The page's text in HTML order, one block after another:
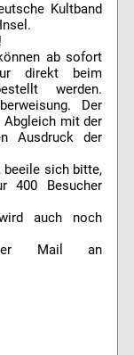
Kultband
ab sofort
direkt beim
werden.
Der
Abgleich mit der
Ausdruck der
beeile sich bitte,
400 Besucher
auch noch
per Mail an